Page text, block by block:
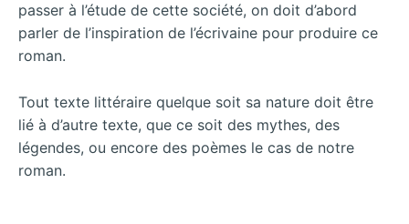
passer à l’étude de cette société, on doit d’abord
parler de l’inspiration de l’écrivaine pour produire ce
roman.
Tout texte littéraire quelque soit sa nature doit être
lié à d’autre texte, que ce soit des mythes, des
légendes, ou encore des poèmes le cas de notre
roman.